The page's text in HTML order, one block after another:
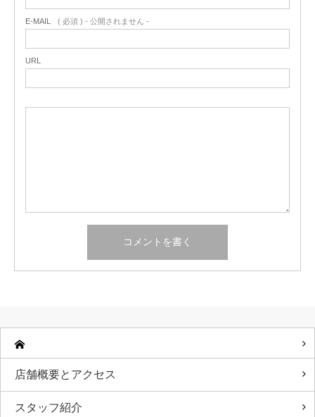
E-MAIL ( 必須 ) - 公開されません -
URL
店舗概要とアクセス
スタッフ紹介